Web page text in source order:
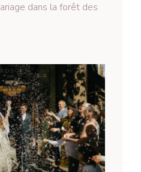
dans la forêt des